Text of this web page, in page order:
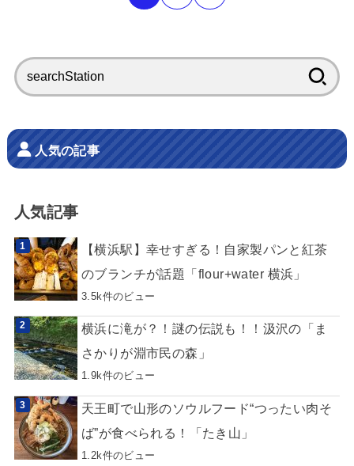
索:
人気の記事
人気記事
【横浜駅】幸せすぎる！自家製パンと紅茶
のブランチが話題「flour+water 横浜」
3.5k件のビュー
横浜に滝が？！謎の伝説も！！汲沢の「ま
さかりが淵市民の森」
1.9k件のビュー
天王町で山形のソウルフード“つったい肉そ
ば”が食べられる！「たき山」
1.2k件のビュー